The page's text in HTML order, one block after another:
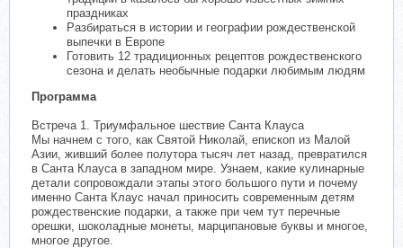
праздниках
Разбираться в истории и географии рождественской
выпечки в Европе
Готовить 12 традиционных рецептов рождественского
сезона и делать необычные подарки любимым людям
Программа
Встреча 1. Триумфальное шествие Санта Клауса
Мы начнем с того, как Святой Николай, епископ из Малой
Азии, живший более полутора тысяч лет назад, превратился
в Санта Клауса в западном мире. Узнаем, какие кулинарные
детали сопровождали этапы этого большого пути и почему
именно Санта Клаус начал приносить современным детям
рождественские подарки, а также при чем тут перечные
орешки, шоколадные монеты, марципановые буквы и многое,
многое другое.